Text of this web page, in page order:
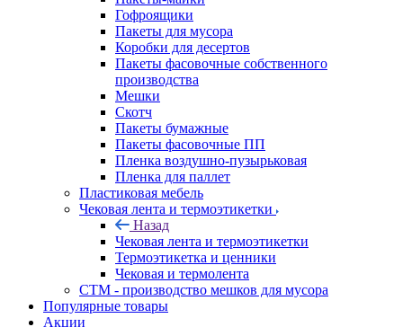
Гофроящики
Пакеты для мусора
Коробки для десертов
Пакеты фасовочные собственного
производства
Мешки
Скотч
Пакеты бумажные
Пакеты фасовочные ПП
Пленка воздушно-пузырьковая
Пленка для паллет
Пластиковая мебель
Чековая лента и термоэтикетки
Назад
Чековая лента и термоэтикетки
Термоэтикетка и ценники
Чековая и термолента
СТМ - производство мешков для мусора
Популярные товары
Акции